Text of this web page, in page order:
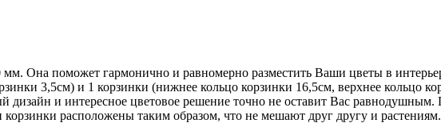
Она поможет гармонично и равномерно разместить Ваши цветы в
3,5см) и 1 корзинки (нижнее кольцо корзинки 16,5см, верхнее кольцо
и интересное цветовое решение точно не оставит Вас
расположены таким образом, что не мешают друг другу и растениям.